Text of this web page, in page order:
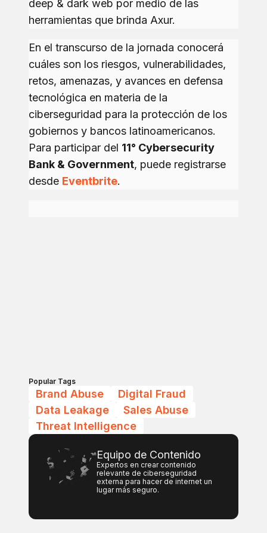
deep & dark web por medio de las
herramientas que brinda Axur.
En el transcurso de la jornada conocerá
cuáles son los riesgos, vulnerabilidades,
retos, amenazas, y avances en defensa
tecnológica en materia de la
ciberseguridad para la protección de los
gobiernos y bancos latinoamericanos.
Para participar del 11° Cybersecurity
Bank & Government, puede registrarse
desde Eventbrite.
Popular Tags
Brand Abuse
Digital Fraud
Data Leakage
Sales Abuse
Threat Intelligence
Equipo de Contenido
Expertos en crear contenido
relevante de ciberseguridad
externa para hacer de internet un
lugar más seguro.